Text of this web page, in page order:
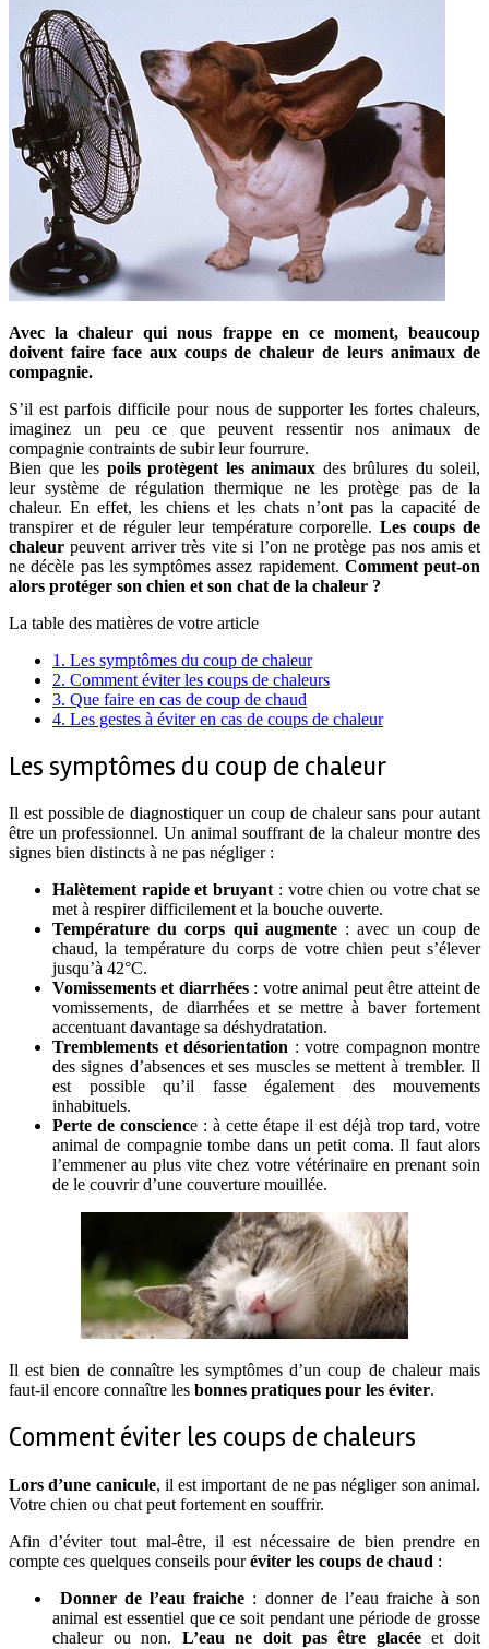
Avec la chaleur qui nous frappe en ce moment, beaucoup
doivent faire face aux coups de chaleur de leurs animaux de
compagnie.
S’il est parfois difficile pour nous de supporter les fortes chaleurs,
imaginez un peu ce que peuvent ressentir nos animaux de
compagnie contraints de subir leur fourrure.
Bien que les poils protègent les animaux des brûlures du soleil,
leur système de régulation thermique ne les protège pas de la
chaleur. En effet, les chiens et les chats n’ont pas la capacité de
transpirer et de réguler leur température corporelle. Les coups de
chaleur peuvent arriver très vite si l’on ne protège pas nos amis et
ne décèle pas les symptômes assez rapidement. Comment peut-on
alors protéger son chien et son chat de la chaleur ?
La table des matières de votre article
1. Les symptômes du coup de chaleur
2. Comment éviter les coups de chaleurs
3. Que faire en cas de coup de chaud
4. Les gestes à éviter en cas de coups de chaleur
Les symptômes du coup de chaleur
Il est possible de diagnostiquer un coup de chaleur sans pour autant
être un professionnel. Un animal souffrant de la chaleur montre des
signes bien distincts à ne pas négliger :
Halètement rapide et bruyant: votre chien ou votre chat se
met à respirer difficilement et la bouche ouverte.
Température du corps qui augmente: avec un coup de
chaud, la température du corps de votre chien peut s’élever
jusqu’à 42°C.
Vomissements et diarrhées: votre animal peut être atteint de
vomissements, de diarrhées et se mettre à baver fortement
accentuant davantage sa déshydratation.
Tremblements et désorientation : votre compagnon montre
des signes d’absences et ses muscles se mettent à trembler. Il
est possible qu’il fasse également des mouvements
inhabituels.
Perte de conscience : à cette étape il est déjà trop tard, votre
animal de compagnie tombe dans un petit coma. Il faut alors
l’emmener au plus vite chez votre vétérinaire en prenant soin
de le couvrir d’une couverture mouillée.
Il est bien de connaître les symptômes d’un coup de chaleur mais
faut-il encore connaître les bonnes pratiques pour les éviter.
Comment éviter les coups de chaleurs
Lors d’une canicule, il est important de ne pas négliger son animal.
Votre chien ou chat peut fortement en souffrir.
Afin d’éviter tout mal-être, il est nécessaire de bien prendre en
compte ces quelques conseils pouréviter les coups de chaud :
Donner de l’eau fraiche : donner de l’eau fraiche à son
animal est essentiel que ce soit pendant une période de grosse
chaleur ou non. L’eau ne doit pas être glacéeet doit